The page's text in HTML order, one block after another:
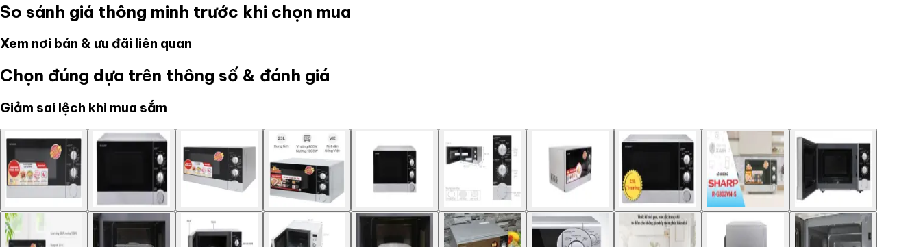
So sánh giá thông minh trước khi chọn mua
Xem nơi bán & ưu đãi liên quan
Chọn đúng dựa trên thông số & đánh giá
Giảm sai lệch khi mua sắm